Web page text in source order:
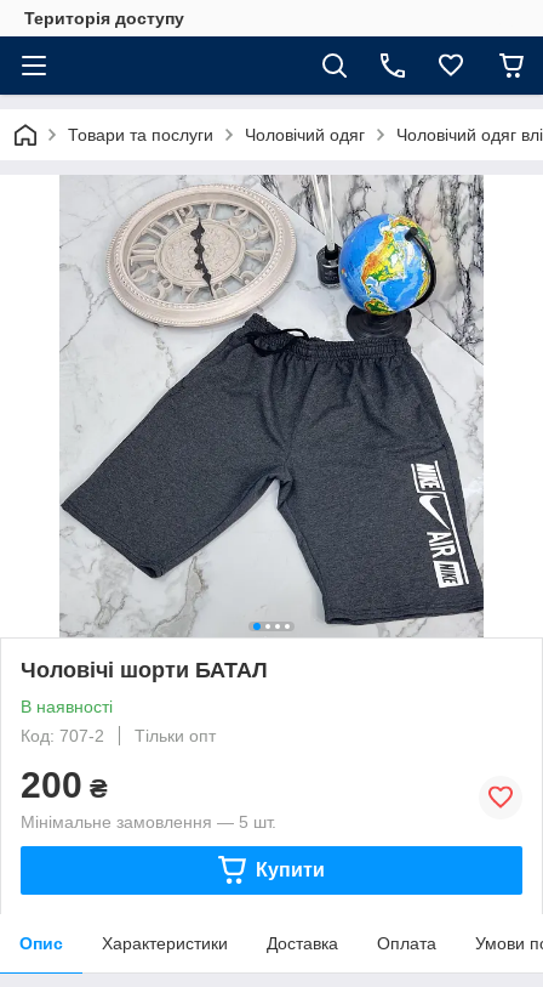
Територія доступу
Товари та послуги Чоловічий одяг Чоловічий одяг
Чоловічі шорти БАТАЛ
В наявності
Код: 707-2
Тільки опт
200 ₴
Мінімальне замовлення — 5 шт.
Купити
Опис Характеристики Доставка Оплата Умови